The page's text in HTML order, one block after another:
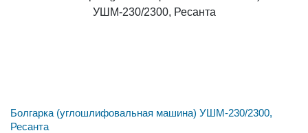
Болгарка (углошлифовальная машина) УШМ-230/2300,
Ресанта